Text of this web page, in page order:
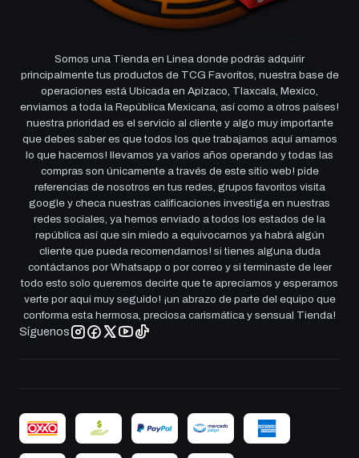
Somos una Tienda en Linea donde podrás adquirir
principalmente tus productos de TCG Favoritos, nuestra base de
operaciones está Ubicada en Apizaco, Tlaxcala, Mexico,
enviamos a toda la República Mexicana, así como a otros países!
nuestra prioridad es el servicio al cliente y algo muy importante
que debes saber es que todos los que trabajamos aquí amamos
lo que hacemos! llevamos ya varios años operando y todas las
compras son únicamente a través de este sitio web! pide
referencias de nosotros en tus redes, grupos favoritos visita
google y checa nuestras calificaciones investiga en nuestras
redes sociales, ya hemos enviado a todos los estados de la
república así que sin miedo a equivocarnos ya habrá algún
cliente que pueda recomendarnos! si tienes alguna duda
contáctanos por Whatsapp o por correo y si terminaste de leer
todo esto solo queremos decirte que te apreciamos y esperamos
verte por aqui muy seguido! ¡un abrazo de parte del equipo que
conforma esta hermosa, preciosa carismática y sensual Tienda!
Síguenos